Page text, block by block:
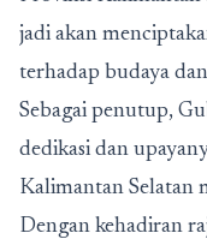
jadi akan
terhadap budaya
Sebagai penutup,
dedikasi dan
Kalimantan Selatan
Dengan kehadiran